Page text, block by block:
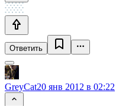
Ответить
GreyCat20 янв 2012 в 02:22